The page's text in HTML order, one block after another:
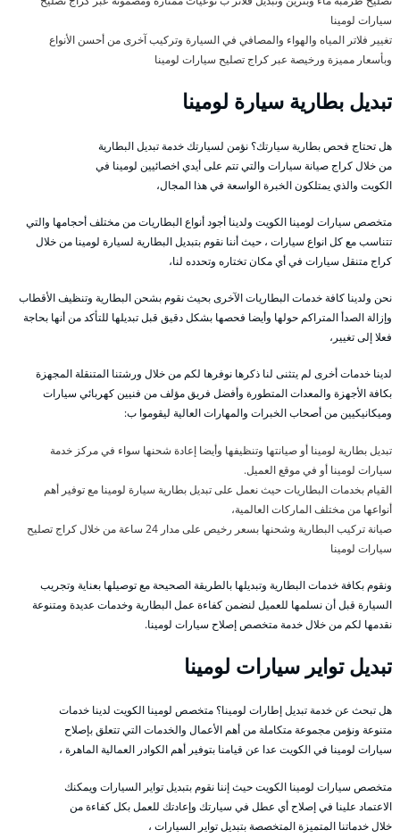
سيارات لومينا
تغيير فلاتر المياه والهواء والمصافي في السيارة وتركيب آخرى من أحسن الأنواع
وبأسعار مميزة ورخيصة عبر كراج تصليح سيارات لومينا
تبديل بطارية سيارة لومينا
هل تحتاج فحص بطارية سيارتك؟ نؤمن لسيارتك خدمة تبديل البطارية
من خلال كراج صيانة سيارات والتي تتم على أيدي اخصائيين لومينا في
الكويت والذي يمتلكون الخبرة الواسعة في هذا المجال،
متخصص سيارات لومينا الكويت ولدينا أجود أنواع البطاريات من مختلف أحجامها والتي
تتناسب مع كل انواع سيارات ، حيث أننا نقوم بتبديل البطارية لسيارة لومينا من خلال
كراج متنقل سيارات في أي مكان تختاره وتحدده لنا،
نحن ولدينا كافة خدمات البطاريات الآخرى بحيث نقوم بشحن البطارية وتنظيف الأقطاب
وإزالة الصدأ المتراكم حولها وأيضا فحصها بشكل دقيق قبل تبديلها للتأكد من أنها بحاجة
فعلا إلى تغيير،
لدينا خدمات أخرى لم يتثنى لنا ذكرها نوفرها لكم من خلال ورشتنا المتنقلة المجهزة
بكافة الأجهزة والمعدات المتطورة وأفضل فريق مؤلف من فنيين كهربائي سيارات
وميكانيكيين من أصحاب الخبرات والمهارات العالية ليقوموا ب:
تبديل بطارية لومينا أو صيانتها وتنظيفها وأيضا إعادة شحنها سواء في مركز خدمة
سيارات لومينا أو في موقع العميل.
القيام بخدمات البطاريات حيث نعمل على تبديل بطارية سيارة لومينا مع توفير أهم
أنواعها من مختلف الماركات العالمية،
صيانة تركيب البطارية وشحنها بسعر رخيص على مدار 24 ساعة من خلال كراج تصليح
سيارات لومينا
ونقوم بكافة خدمات البطارية وتبديلها بالطريقة الصحيحة مع توصيلها بعناية وتجريب
السيارة قبل أن نسلمها للعميل لنضمن كفاءة عمل البطارية وخدمات عديدة ومتنوعة
نقدمها لكم من خلال خدمة متخصص إصلاح سيارات لومينا.
تبديل تواير سيارات لومينا
هل تبحث عن خدمة تبديل إطارات لومينا؟ متخصص لومينا الكويت لدينا خدمات
متنوعة ونؤمن مجموعة متكاملة من أهم الأعمال والخدمات التي تتعلق بإصلاح
سيارات لومينا في الكويت عدا عن قيامنا بتوفير أهم الكوادر العمالية الماهرة ،
متخصص سيارات لومينا الكويت حيث إننا نقوم بتبديل تواير السيارات ويمكنك
الاعتماد علينا في إصلاح أي عطل في سيارتك وإعادتك للعمل بكل كفاءة من
خلال خدماتنا المتميزة المتخصصة بتبديل تواير السيارات ،